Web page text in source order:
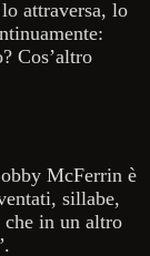
attraversa, lo
Cos’altro
McFerrin è
sillabe,
in un altro